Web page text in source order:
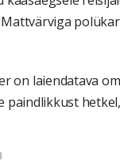
on laiendatava
paindlikkust